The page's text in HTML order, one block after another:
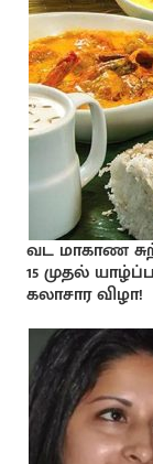
வட மாகாண
15 முதல்
கலாசார விழா!